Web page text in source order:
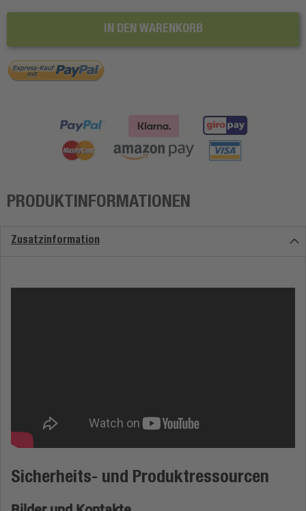
IN DEN WARENKORB
PRODUKTINFORMATIONEN
Zusatzinformation
Sicherheits- und Produktressourcen